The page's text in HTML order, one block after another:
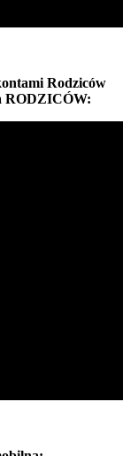
Rodziców
RODZICÓW: